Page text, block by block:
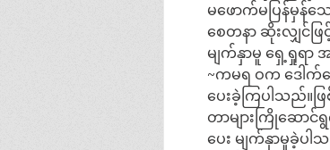
မဖောက်မပြန်မှန်သ
စေတနာ ဆိုးလျှင်ဖ
မျက်နှာမူ ရှေ့ရှုရာ
~ကမရ ဝက ဒေါက်
ပေးခဲ့ကြပါသည်။
တာများကြိုဆောင်
ပေး မျက်နှာမူခဲ့ပါ